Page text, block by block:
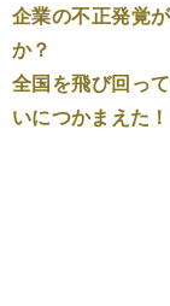
企業の不正発覚
か？
全国を飛び回っ
いにつかまえた